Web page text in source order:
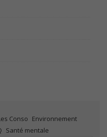
Conso Environnement
Santé mentale